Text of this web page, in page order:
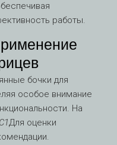
работы.
бочки для
особое внимание
На
Для оценки